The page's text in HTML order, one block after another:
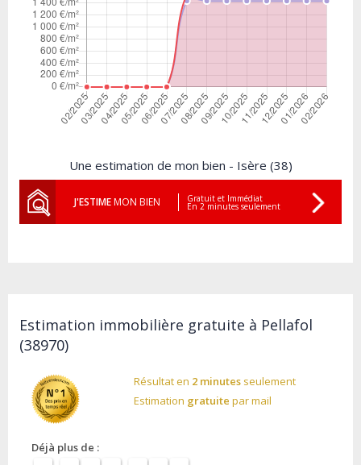
Une estimation de mon bien - Isère (38)
J'ESTIMEMON BIEN Gratuit et Immédiat
En 2 minutes seulement
Estimation immobilière gratuite à Pellafol
(38970)
Résultat en 2 minutesseulement
Estimation gratuite par mail
Déjà plus de :